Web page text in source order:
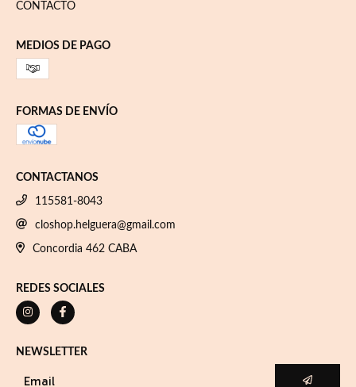
CONTACTO
MEDIOS DE PAGO
FORMAS DE ENVÍO
CONTACTANOS
115581-8043
closhop.helguera@gmail.com
Concordia 462 CABA
REDES SOCIALES
NEWSLETTER